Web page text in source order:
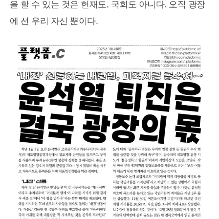
을 할 수 있는 것은 헌재도, 국회도 아니다. 오직 광장
에 선 우리 자신 뿐이다.